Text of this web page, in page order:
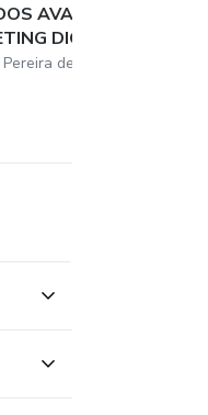
AVANZADOS DE
DIGITAL
de Santana